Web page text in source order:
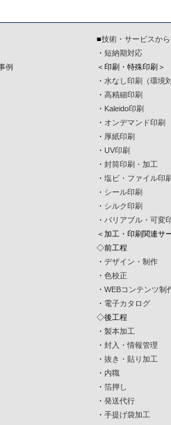
例
■技術・サービスか
・ 短納期対応
＜印刷・特殊印刷＞
・ 水なし印刷（環境
・ 高精細印刷
・ Kaleido印刷
・ オンデマンド印刷
・ 厚紙印刷
・ UV印刷
・ 封筒印刷・加工
・ 塩ビ・ファイル印
・ シール印刷
・ シルク印刷
・ バリアブル・可変
＜加工・印刷関連サ
◇前工程
・ デザイン・制作
・ 色校正
・ WEBコンテンツ制
・ 電子カタログ
◇後工程
・ 製本加工
・ 封入・情報管理
・ 抜き・貼り加工
・ 内職
・ 箔押し
・ 発送代行
・ 手提げ袋加工